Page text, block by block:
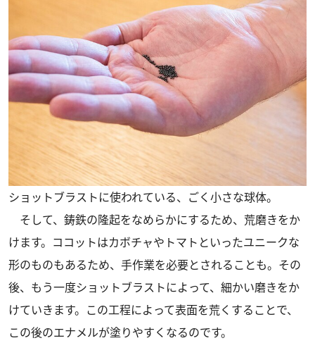
ショットブラストに使われている、ごく小さな球体。
そして、鋳鉄の隆起をなめらかにするため、荒磨きをか
けます。ココットはカボチャやトマトといったユニークな
形のものもあるため、手作業を必要とされることも。その
後、もう一度ショットブラストによって、細かい磨きをか
けていきます。この工程によって表面を荒くすることで、
この後のエナメルが塗りやすくなるのです。